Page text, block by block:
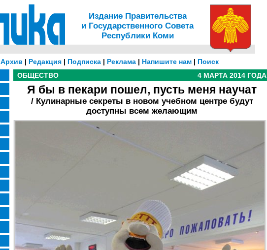
Издание Правительства
и Государственного Совета
Республики Коми
Архив | Редакция| Подписка| Реклама| Напишите нам| Поиск
ОБЩЕСТВО 4 МАРТА 2014 ГОДА
Я бы в пекари пошел, пусть меня научат
/ Кулинарные секреты в новом учебном центре будут
доступны всем желающим